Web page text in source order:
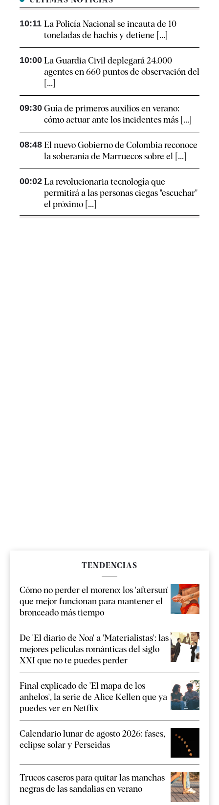
10:11 La Policía Nacional se incauta de 10
toneladas de hachís y detiene [...]
10:00 La Guardia Civil deplegará 24.000
agentes en 660 puntos de observación del
[...]
09:30 Guía de primeros auxilios en verano:
cómo actuar ante los incidentes más [...]
08:48 El nuevo Gobierno de Colombia reconoce
la soberanía de Marruecos sobre el [...]
00:02 La revolucionaria tecnología que
permitirá a las personas ciegas "escuchar"
el próximo [...]
TENDENCIAS
Cómo no perder el moreno: los 'aftersun'
que mejor funcionan para mantener el
bronceado más tiempo
De 'El diario de Noa' a 'Materialistas': las
mejores películas románticas del siglo
XXI que no te puedes perder
Final explicado de 'El mapa de los
anhelos', la serie de Alice Kellen que ya
puedes ver en Netflix
Calendario lunar de agosto 2026: fases,
eclipse solar y Perseidas
Trucos caseros para quitar las manchas
negras de las sandalias en verano